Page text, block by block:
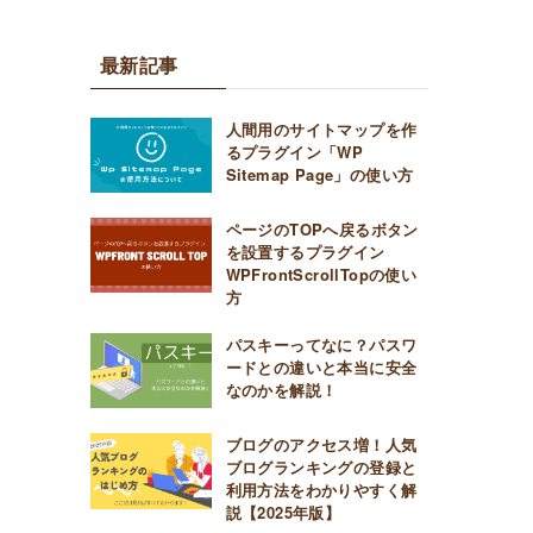
最新記事
人間用のサイトマップを作
るプラグイン「WP
Sitemap Page」の使い方
ページのTOPへ戻るボタン
を設置するプラグイン
WPFrontScrollTopの使い
方
パスキーってなに？パスワ
ードとの違いと本当に安全
なのかを解説！
ブログのアクセス増！人気
ブログランキングの登録と
利用方法をわかりやすく解
説【2025年版】